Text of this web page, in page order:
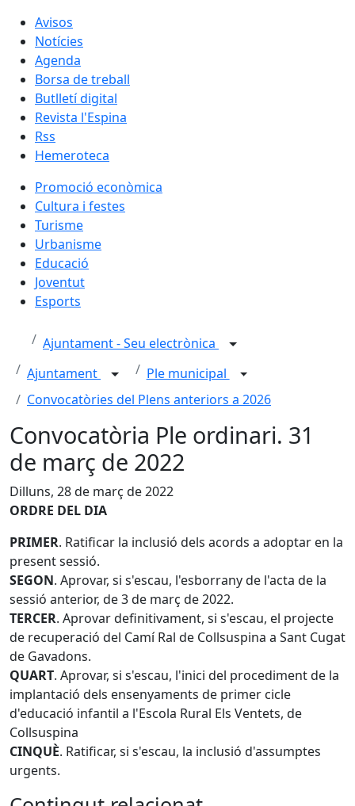
Avisos
Notícies
Agenda
Borsa de treball
Butlletí digital
Revista l'Espina
Rss
Hemeroteca
Promoció econòmica
Cultura i festes
Turisme
Urbanisme
Educació
Joventut
Esports
Ajuntament - Seu electrònica
Ajuntament
Ple municipal
Convocatòries del Plens anteriors a 2026
Convocatòria Ple ordinari. 31
de març de 2022
Dilluns, 28 de març de 2022
ORDRE DEL DIA
PRIMER. Ratificar la inclusió dels acords a adoptar en la
present sessió.
SEGON. Aprovar, si s'escau, l'esborrany de l'acta de la
sessió anterior, de 3 de març de 2022.
TERCER. Aprovar definitivament, si s'escau, el projecte
de recuperació del Camí Ral de Collsuspina a Sant Cugat
de Gavadons.
QUART. Aprovar, si s'escau, l'inici del procediment de la
implantació dels ensenyaments de primer cicle
d'educació infantil a l'Escola Rural Els Ventets, de
Collsuspina
CINQUÈ. Ratificar, si s'escau, la inclusió d'assumptes
urgents.